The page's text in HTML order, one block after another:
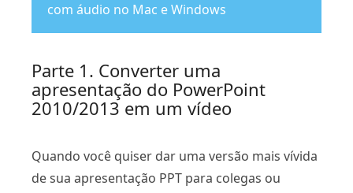
com áudio no Mac e Windows
Parte 1. Converter uma
apresentação do PowerPoint
2010/2013 em um vídeo
Quando você quiser dar uma versão mais vívida
de sua apresentação PPT para colegas ou